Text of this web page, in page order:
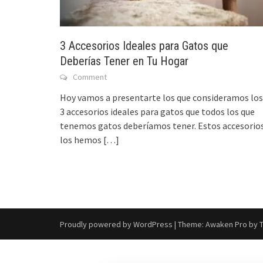
3 Accesorios Ideales para Gatos que
Deberías Tener en Tu Hogar
Comment
Hoy vamos a presentarte los que consideramos los
3 accesorios ideales para gatos que todos los que
tenemos gatos deberíamos tener. Estos
los hemos […]
Proudly powered by WordPress | Theme: Awaken Pro by